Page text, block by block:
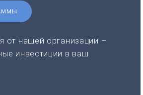
от нашей организации –
инвестиции в ваш